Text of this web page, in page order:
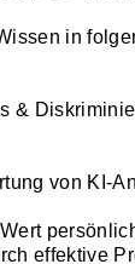
in
&
von KI-
effektive